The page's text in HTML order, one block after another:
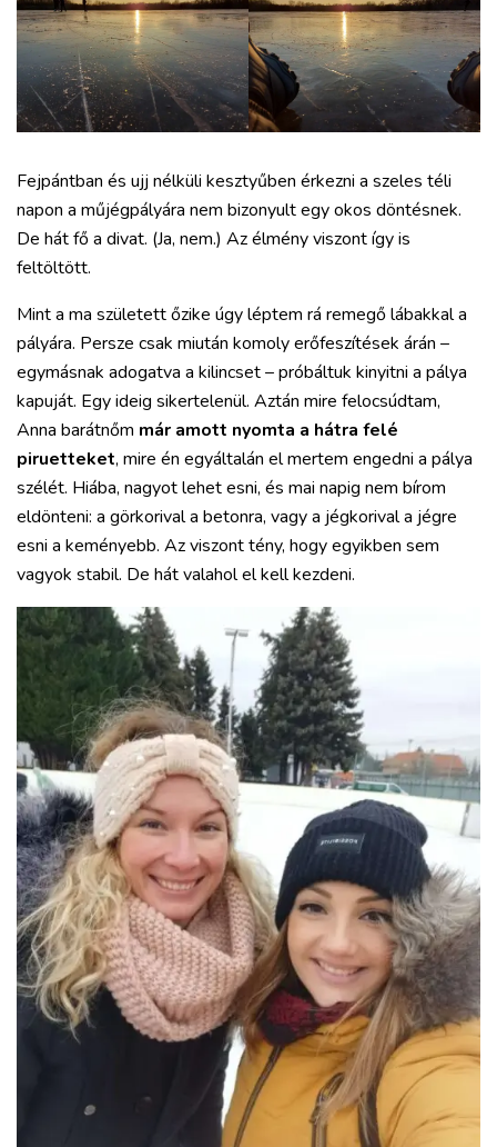
Fejpántban és ujj nélküli kesztyűben érkezni a szeles téli
napon a műjégpályára nem bizonyult egy okos döntésnek.
De hát fő a divat. (Ja, nem.) Az élmény viszont így is
feltöltött.
Mint a ma született őzike úgy léptem rá remegő lábakkal a
pályára. Persze csak miután komoly erőfeszítések árán –
egymásnak adogatva a kilincset – próbáltuk kinyitni a pálya
kapuját. Egy ideig sikertelenül. Aztán mire felocsúdtam,
Anna barátnőm már amott nyomta a hátra felé
piruetteket, mire én egyáltalán el mertem engedni a pálya
szélét. Hiába, nagyot lehet esni, és mai napig nem bírom
eldönteni: a görkorival a betonra, vagy a jégkorival a jégre
esni a keményebb. Az viszont tény, hogy egyikben sem
vagyok stabil. De hát valahol el kell kezdeni.